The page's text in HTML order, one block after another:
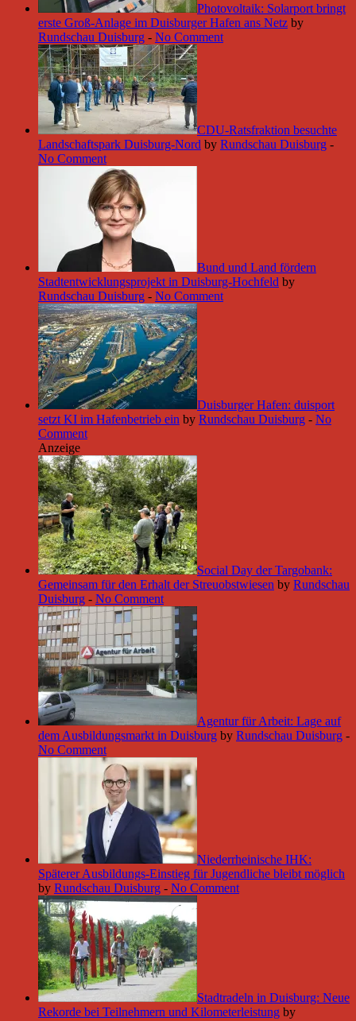
Photovoltaik: Solarport bringt
erste Groß-Anlage im Duisburger Hafen ans Netz by
Rundschau Duisburg - No Comment
CDU-Ratsfraktion besuchte
Landschaftspark Duisburg-Nord by Rundschau Duisburg -
No Comment
Bund und Land fördern
Stadtentwicklungsprojekt in Duisburg-Hochfeld by
Rundschau Duisburg - No Comment
Duisburger Hafen: duisport
setzt KI im Hafenbetrieb ein by Rundschau Duisburg - No
Comment
Anzeige
Social Day der Targobank:
Gemeinsam für den Erhalt der Streuobstwiesen by Rundschau
Duisburg - No Comment
Agentur für Arbeit: Lage auf
dem Ausbildungsmarkt in Duisburg by Rundschau Duisburg -
No Comment
Niederrheinische IHK:
Späterer Ausbildungs-Einstieg für Jugendliche bleibt möglich
by Rundschau Duisburg - No Comment
Stadtradeln in Duisburg: Neue
Rekorde bei Teilnehmern und Kilometerleistung by